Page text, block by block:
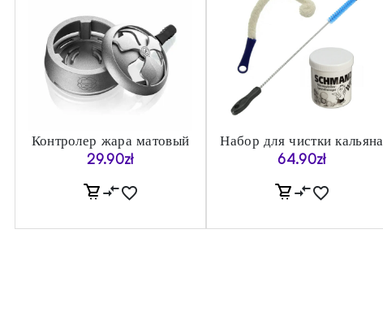
Контролер жара матовый
29.90zł
Набор для чистки кальяна
64.90zł